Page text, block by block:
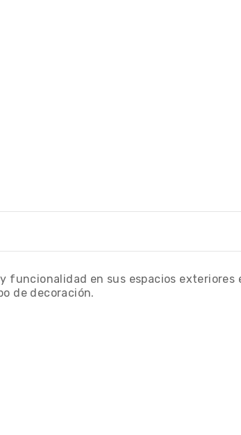
funcionalidad en sus espacios exteriores
de decoración.